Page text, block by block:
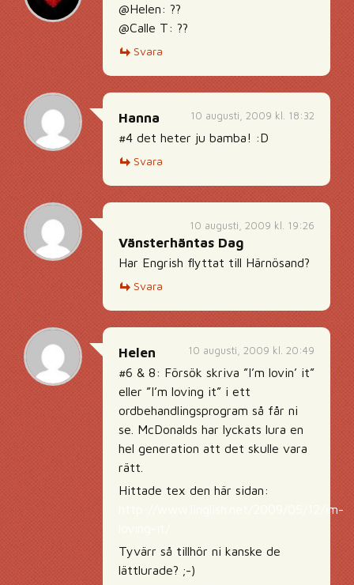
@Helen: ??
@Calle T: ??
Svara
10 augusti, 2009 kl. 18:32
Hanna
#4 det heter ju bamba! :D
Svara
10 augusti, 2009 kl. 19:26
Vänsterhäntas Dag
Har Engrish flyttat till Härnösand?
Svara
10 augusti, 2009 kl. 20:49
Helen
#6 & 8: Försök skriva ”I’m lovin’ it”
eller ”I’m loving it” i ett
ordbehandlingsprogram så får ni
se. McDonalds har lyckats lura en
hel generation att det skulle vara
rätt.
Hittade tex den här sidan:
http://www.linglish.net/2009/05/12/im-
Tyvärr så tillhör ni kanske de
lättlurade? ;-)